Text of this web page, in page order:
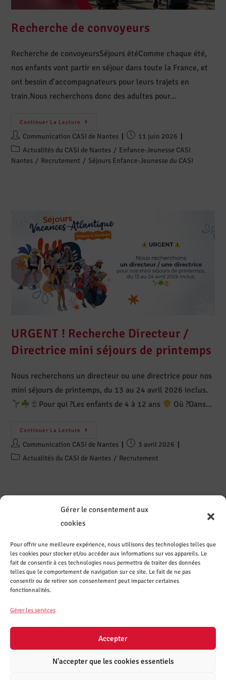
Gérer le consentement aux
cookies
Pour offrir une meilleure expérience, nous utilisons des technologies telles que
les cookies pour stocker et/ou accéder aux informations sur vos appareils. Le
fait de consentir à ces technologies nous permettra de traiter des données
telles que le comportement de navigation sur ce site. Le fait de ne pas
consentir ou de retirer son consentement peut impacter certaines
fonctionnalités.
Gérer les services
Accepter
N'accepter que les cookies essentiels
Recherche de convoyeurs
Recherche de convoyeursSéjours étéComme chaque été,
nos enfants vont partir en séjour dans toute la France, et
ont besoin d’accompagnateurs pour leurs trajets en
train.Nous recherchons donc des adultes pour…
Continuer La Lecture
Communication CASI de Nantes
11 juin 2026
Actualités du CASI de Nantes / Enfance-Jeunesse CASI
Nantes / Recrutement / Séjours Enfance-Jeunesse du CASI
URGENT ! Recherche Directeur /
Directrice mini séjours de printemps
Nous recherchons un directeur ou une directrice pour nos
mini séjours de printemps, du 13 au 24 avril 2026 inclus.
Pour qui ?Les enfants de 4 à 12 ans
‍ Où ?Dans…
Continuer La Lecture
Communication CASI de Nantes
3 avril 2026
Actualités du CASI de Nantes / Recrutement
Contact
ez le
CASI de
Nantes
Sur les
réseaux
sociaux
Recevez
les
actuali
tés par
mail
mailing-
Le CASI
recrute